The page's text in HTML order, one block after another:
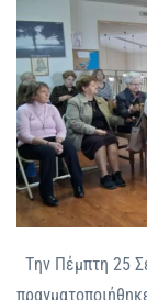
Tην Πέμπτη 25